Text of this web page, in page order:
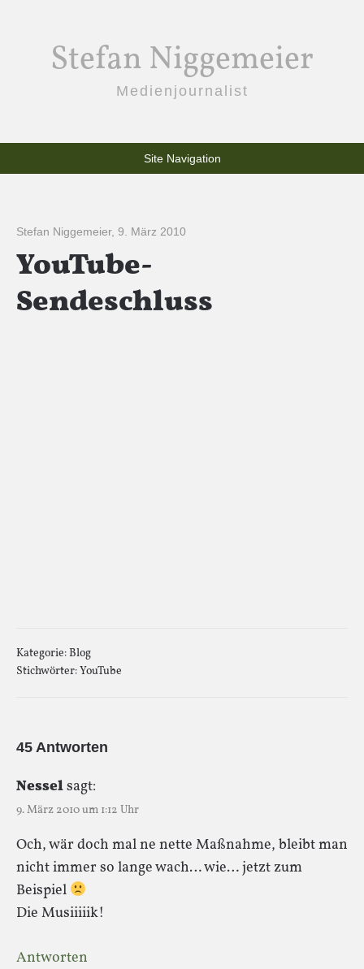
Stefan Niggemeier
Medienjournalist
Site Navigation
Stefan Niggemeier, 9. März 2010
YouTube-
Sendeschluss
Kategorie:Blog
Stichwörter:YouTube
45 Antworten
Nesselsagt:
9. März 2010 um 1:12 Uhr
Och, wär doch mal ne nette Maßnahme, bleibt man
nicht immer so lange wach… wie… jetzt zum
Beispiel
Die Musiiiiik!
Antworten